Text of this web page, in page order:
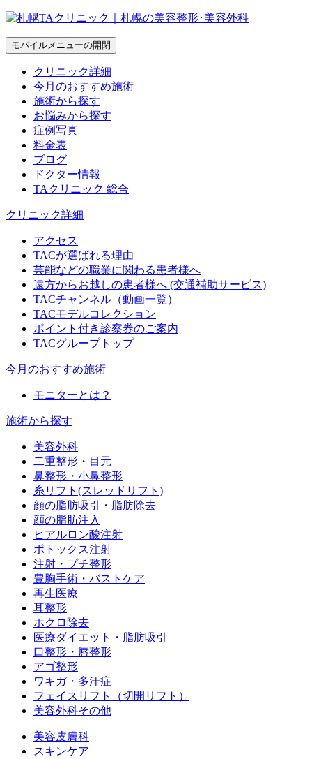
モバイルメニューの開閉
クリニック詳細
今月のおすすめ施術
施術から探す
お悩みから探す
症例写真
料金表
ブログ
ドクター情報
TAクリニック 総合
クリニック詳細
アクセス
TACが選ばれる理由
芸能などの職業に関わる患者様へ
遠方からお越しの患者様へ (交通補助サービス)
TACチャンネル（動画一覧）
TACモデルコレクション
ポイント付き診察券のご案内
TACグループトップ
今月のおすすめ施術
モニターとは？
施術から探す
美容外科
二重整形・目元
鼻整形・小鼻整形
糸リフト(スレッドリフト)
顔の脂肪吸引・脂肪除去
顔の脂肪注入
ヒアルロン酸注射
ボトックス注射
注射・プチ整形
豊胸手術・バストケア
再生医療
耳整形
ホクロ除去
医療ダイエット・脂肪吸引
口整形・唇整形
アゴ整形
ワキガ・多汗症
フェイスリフト（切開リフト）
美容外科その他
美容皮膚科
スキンケア